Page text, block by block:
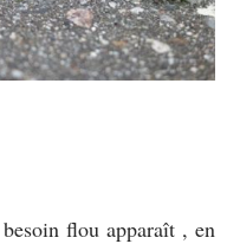
flou apparaît , en